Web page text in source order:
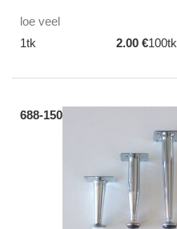
loe veel
1tk
2.00 €100tk
688-150